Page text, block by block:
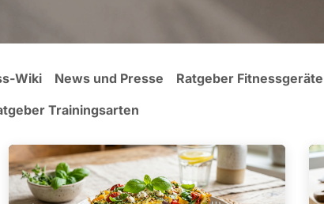
Wiki News und Presse
Ratgeber Fitnessgeräte
Trainingsarten